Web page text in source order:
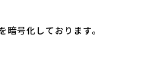
号化しております。